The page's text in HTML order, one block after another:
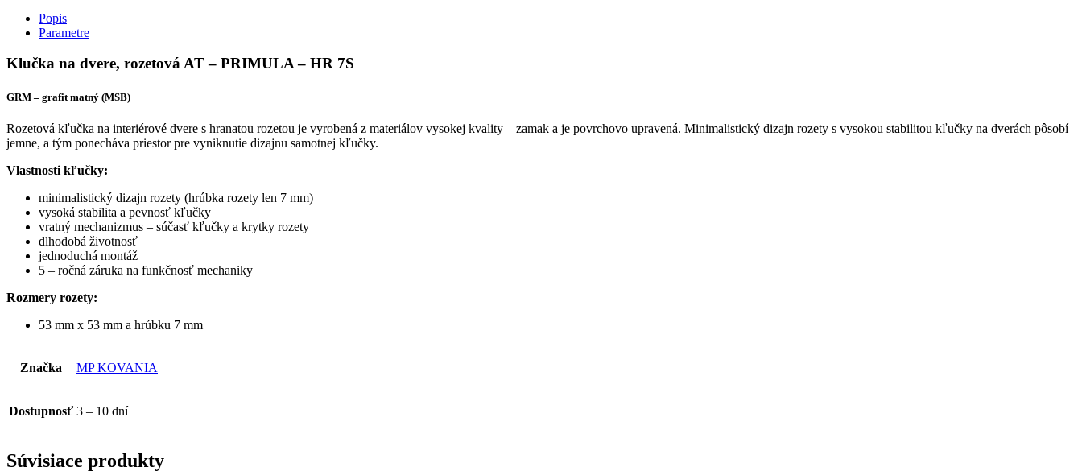
Popis
Parametre
Klučka na dvere, rozetová AT – PRIMULA – HR 7S
GRM – grafit matný (MSB)
Rozetová kľučka na interiérové dvere s hranatou rozetou je vyrobená z materiálov vysokej kvality – zamak a je povrchovo upravená. Minimalistický dizajn rozety s vysokou stabilitou kľučky na dverách pôsobí
jemne, a tým ponecháva priestor pre vyniknutie dizajnu samotnej kľučky.
Vlastnosti kľučky:
minimalistický dizajn rozety (hrúbka rozety len 7 mm)
vysoká stabilita a pevnosť kľučky
vratný mechanizmus – súčasť kľučky a krytky rozety
dlhodobá životnosť
jednoduchá montáž
5 – ročná záruka na funkčnosť mechaniky
Rozmery rozety:
53 mm x 53 mm a hrúbku 7 mm
Značka MP KOVANIA
Dostupnosť 3 – 10 dní
Súvisiace produkty